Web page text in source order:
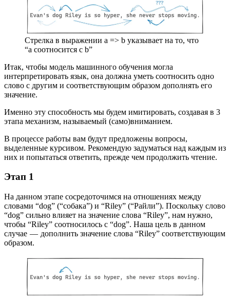
Стрелка в выражении a => b указывает на то, что
“a соотносится с b”
Итак, чтобы модель машинного обучения могла
интерпретировать язык, она должна уметь соотносить одно
слово с другим и соответствующим образом дополнять его
значение.
Именно эту способность мы будем имитировать, создавая в 3
этапа механизм, называемый (само)вниманием.
В процессе работы вам будут предложены вопросы,
выделенные курсивом. Рекомендую задуматься над каждым из
них и попытаться ответить, прежде чем продолжить чтение.
Этап 1
На данном этапе сосредоточимся на отношениях между
словами “dog” (“собака”) и “Riley” (“Райли”). Поскольку слово
“dog” сильно влияет на значение слова “Riley”, нам нужно,
чтобы “Riley” соотносилось с “dog”. Наша цель в данном
случае — дополнить значение слова “Riley” соответствующим
образом.